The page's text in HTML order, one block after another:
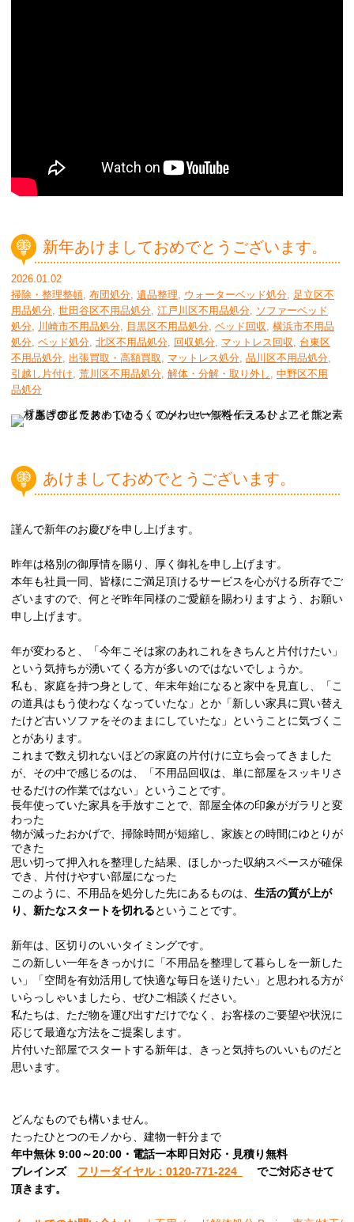
新年あけましておめでとうございます。
2026.01.02
掃除・整理整頓, 布団処分, 遺品整理, ウォーターベッド処分, 足立区不
用品処分, 世田谷区不用品処分, 江戸川区不用品処分, ソファーベッド
処分, 川崎市不用品処分, 目黒区不用品処分, ベッド回収, 横浜市不用品
処分, ベッド処分, 北区不用品処分, 回収処分, マットレス回収, 台東区
不用品処分, 出張買取・高額買取, マットレス処分, 品川区不用品処分,
引越し片付け, 荒川区不用品処分, 解体・分解・取り外し , 中野区不用
品処分
あけましておめでとうございます。
謹んで新年のお慶びを申し上げます。
昨年は格別の御厚情を賜り、厚く御礼を申し上げます。
本年も社員一同、皆様にご満足頂けるサービスを心がける所存でご
ざいますので、何とぞ昨年同様のご愛顧を賜わりますよう、お願い
申し上げます。
年が変わると、「今年こそは家のあれこれをきちんと片付けたい」
という気持ちが湧いてくる方が多いのではないでしょうか。
私も、家庭を持つ身として、年末年始になると家中を見直し、「こ
の道具はもう使わなくなっていたな」とか「新しい家具に買い替え
たけど古いソファをそのままにしていたな」ということに気づくこ
とがあります。
これまで数え切れないほどの家庭の片付けに立ち会ってきました
が、その中で感じるのは、「不用品回収は、単に部屋をスッキリさ
せるだけの作業ではない」ということです。
長年使っていた家具を手放すことで、部屋全体の印象がガラリと変
わった
物が減ったおかげで、掃除時間が短縮し、家族との時間にゆとりが
できた
思い切って押入れを整理した結果、ほしかった収納スペースが確保
でき、片付けやすい部屋になった
このように、不用品を処分した先にあるものは、 生活の質が上が
り、新たなスタートを切れるということです。
新年は、区切りのいいタイミングです。
この新しい一年をきっかけに「不用品を整理して暮らしを一新した
い」「空間を有効活用して快適な毎日を送りたい」と思われる方が
いらっしゃいましたら、ぜひご相談ください。
私たちは、ただ物を運び出すだけでなく、お客様のご要望や状況に
応じて最適な方法をご提案します。
片付いた部屋でスタートする新年は、きっと気持ちのいいものだと
思います。
どんなものでも構いません。
たったひとつのモノから、建物一軒分まで
年中無休 9:00～20:00・電話一本即日対応・見積り無料
ブレインズ フリーダイヤル：0120-771-224
でご対応させて
頂きます。